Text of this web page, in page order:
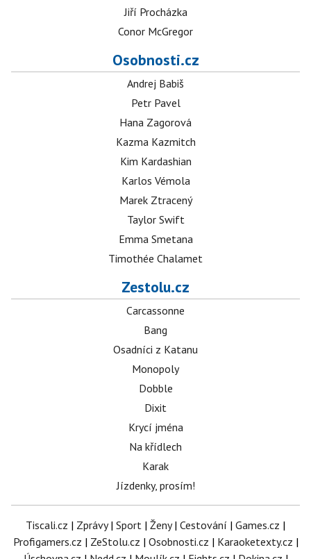
Jiří Procházka
Conor McGregor
Osobnosti.cz
Andrej Babiš
Petr Pavel
Hana Zagorová
Kazma Kazmitch
Kim Kardashian
Karlos Vémola
Marek Ztracený
Taylor Swift
Emma Smetana
Timothée Chalamet
Zestolu.cz
Carcassonne
Bang
Osadníci z Katanu
Monopoly
Dobble
Dixit
Krycí jména
Na křídlech
Karak
Jízdenky, prosím!
Tiscali.cz | Zprávy| Sport | Ženy| Cestování | Games.cz |
Profigamers.cz | ZeStolu.cz | Osobnosti.cz | Karaoketexty.cz |